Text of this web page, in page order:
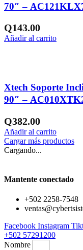
70″ –
Q143.00
Añadir al carrito
Xtech Soporte
90″ –
Q382.00
Añadir al carrito
Cargar más productos
Cargando...
Mantente conectado
+502 2258-7548
Facebook Instagram
+502 57291200
Nombre